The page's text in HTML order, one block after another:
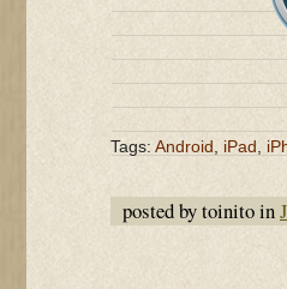
Tags: Android iPad
posted by toinito in